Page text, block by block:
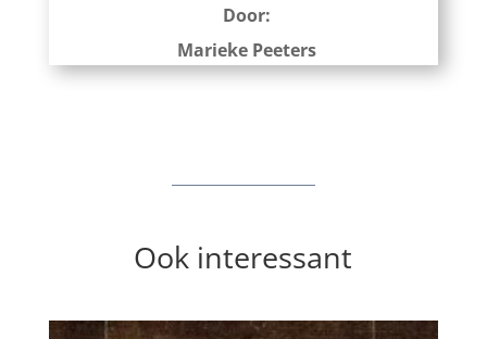
Door:
Marieke Peeters
Ook interessant